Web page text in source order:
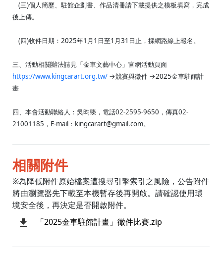
(三)個人簡歷、駐館企劃書、作品清冊請下載提供之模板填寫，完成
後上傳。
(四)收件日期：2025年1月1日至1月31日止，採網路線上報名。
三、活動相關辦法請見「金車文藝中心」官網活動頁面
https://www.kingcarart.org.tw/ →競賽與徵件 →2025金車駐館計
畫
四、本會活動聯絡人：吳昀臻，電話02-2595-9650，傳真02-
21001185，E-mail：kingcarart@gmail.com。
相關附件
※為降低附件原始檔案遭搜尋引擎索引之風險，公告附件
將由瀏覽器先下載至本機暫存後再開啟。請確認使用環
境安全後，再決定是否開啟附件。
「2025金車駐館計畫」徵件比賽.zip